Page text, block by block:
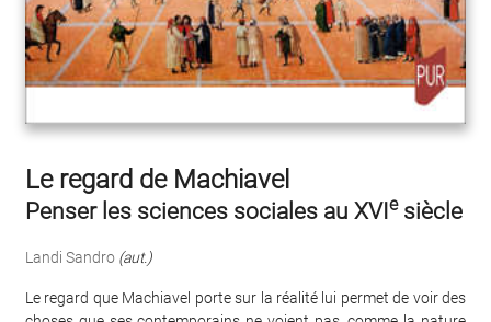
Le regard de Machiavel
Penser les sciences sociales au XVIesiècle
Landi Sandro (aut.)
Le regard que Machiavel porte sur la réalité lui permet de voir des